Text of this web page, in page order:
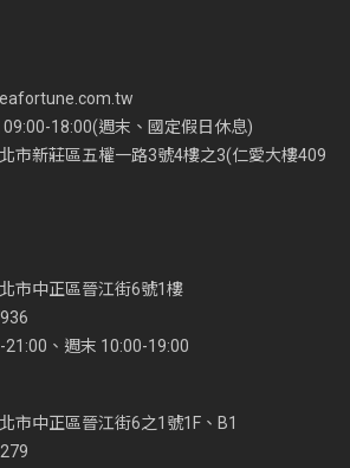
18:00(週末、國定假日休息)
市新莊區五權一路3號4樓之3(仁愛大樓409
市中正區晉江街6號1樓
、週末 10:00-19:00
市中正區晉江街6之1號1F、B1